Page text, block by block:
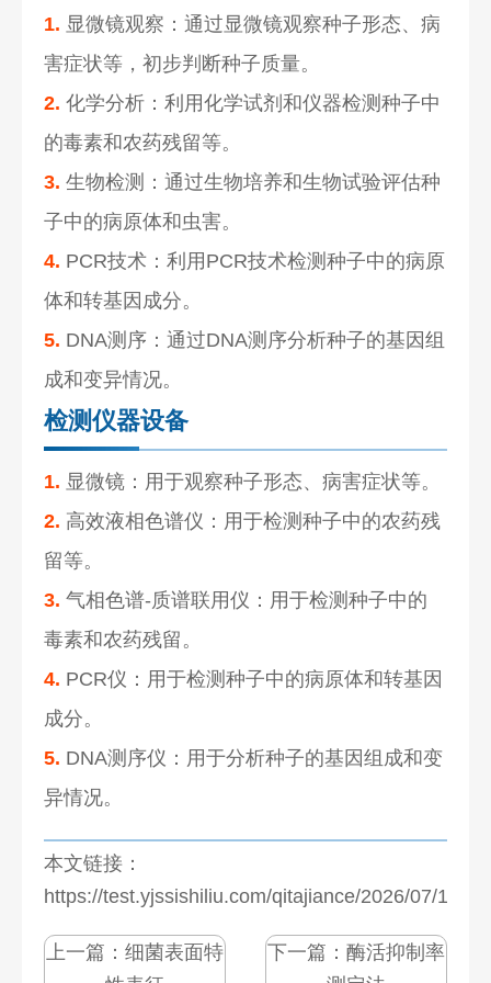
1. 显微镜观察：通过显微镜观察种子形态、病
害症状等，初步判断种子质量。
2. 化学分析：利用化学试剂和仪器检测种子中
的毒素和农药残留等。
3. 生物检测：通过生物培养和生物试验评估种
子中的病原体和虫害。
4. PCR技术：利用PCR技术检测种子中的病原
体和转基因成分。
5. DNA测序：通过DNA测序分析种子的基因组
成和变异情况。
检测仪器设备
1. 显微镜：用于观察种子形态、病害症状等。
2. 高效液相色谱仪：用于检测种子中的农药残
留等。
3. 气相色谱-质谱联用仪：用于检测种子中的
毒素和农药残留。
4. PCR仪：用于检测种子中的病原体和转基因
成分。
5. DNA测序仪：用于分析种子的基因组成和变
异情况。
本文链接：
https://test.yjssishiliu.com/qitajiance/2026/07/
上一篇： 细菌表面特
下一篇：酶活抑制率